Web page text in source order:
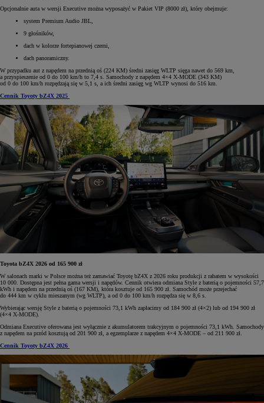
Opcjonalnie auta w wersji Executive można wyposażyć w Pakiet VIP (8000 zł), który obejmuje:
system Premium Audio JBL,
9 głośników,
dach w kolorze fortepianowej czerni,
dach panoramiczny.
W przypadku aut z napędem na przednią oś (224 KM) średni zasięg WLTP sięga nawet do 569 km,
a przyspieszenie od 0 do 100 km/h to 7,4 s. Samochody z napędem 4×4 X-MODE (343 KM)
od 0 do 100 km/h rozpędzają się w 5,1 s, a ich średni zasięg wg WLTP wynosi do 516 km.
Cennik Toyoty bZ4X 2025
Toyota bZ4X 2026 od 165 900 zł
W salonach marki w Polsce można też zamawiać Toyotę bZ4X z 2026 roku produkcji z rabatem w wysokości
10 000. Dostępna jest pełna gama wersji i napędów. Cennik otwiera odmiana Style z baterią o pojemności 57,7
kWh i napędem na przednią oś (167 KM), która kosztuje od 165 900 zł. Samochód może przejechać
do 444 km w cyklu mieszanym (wg WLTP), a od 0 do 100 km/h rozpędza się w 8,6 s.
Wybierając wersję Style z baterią o pojemności 73,1 kWh zapłacimy od 184 900 zł (4×2) lub od 194 900 zł
(4×4 X-MODE).
Odmiana Executive oferowana jest wyłącznie z akumulatorem trakcyjnym o pojemności 73,1 kWh. Samochody
z napędem na przód kosztują od 201 900 zł, a egzemplarze z napędem 4×4 X-MODE – od 211 900 zł.
Cennik Toyoty bZ4X 2026